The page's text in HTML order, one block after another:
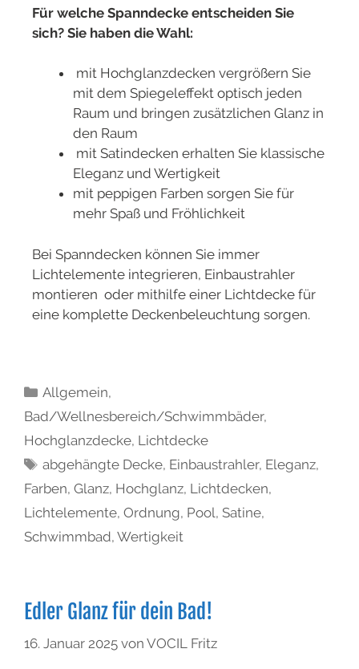
Für welche Spanndecke entscheiden Sie
sich? Sie haben die Wahl:
mit Hochglanzdecken vergrößern Sie
mit dem Spiegeleffekt optisch jeden
Raum und bringen zusätzlichen Glanz in
den Raum
mit Satindecken erhalten Sie klassische
Eleganz und Wertigkeit
mit peppigen Farben sorgen Sie für
mehr Spaß und Fröhlichkeit
Bei Spanndecken können Sie immer
Lichtelemente integrieren, Einbaustrahler
montieren oder mithilfe einer Lichtdecke für
eine komplette Deckenbeleuchtung sorgen.
Allgemein,
Bad/Wellnesbereich/Schwimmbäder,
Hochglanzdecke, Lichtdecke
abgehängte Decke, Einbaustrahler, Eleganz,
Farben, Glanz, Hochglanz, Lichtdecken,
Lichtelemente, Ordnung, Pool, Satine,
Schwimmbad, Wertigkeit
Edler Glanz für dein Bad!
16. Januar 2025 von VOCIL Fritz